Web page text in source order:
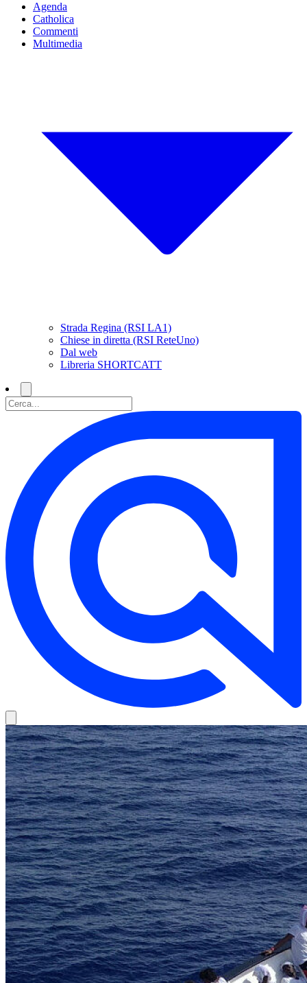
Agenda
Catholica
Commenti
Multimedia
Strada Regina (RSI LA1)
Chiese in diretta (RSI ReteUno)
Dal web
Libreria SHORTCATT